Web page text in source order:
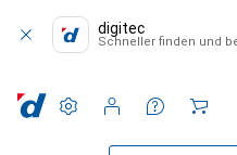
digitec
Schneller finden und
Einstellungen
Kundenkonto
Vergleichslisten
Merklisten
Warenkorb